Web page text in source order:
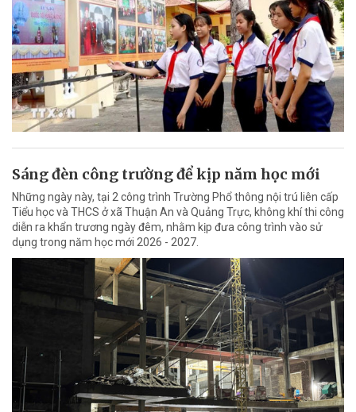
Sáng đèn công trường để kịp năm học mới
Những ngày này, tại 2 công trình Trường Phổ thông nội trú liên cấp
Tiểu học và THCS ở xã Thuận An và Quảng Trực, không khí thi công
diễn ra khẩn trương ngày đêm, nhằm kịp đưa công trình vào sử
dụng trong năm học mới 2026 - 2027.